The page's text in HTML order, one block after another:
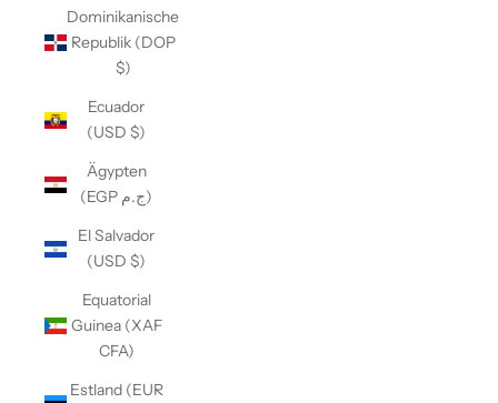
Dominikanische
Republik (DOP
$)
Ecuador
(USD $)
Ägypten
(EGP ج.م)
El Salvador
(USD $)
Equatorial
Guinea (XAF
CFA)
Estland (EUR